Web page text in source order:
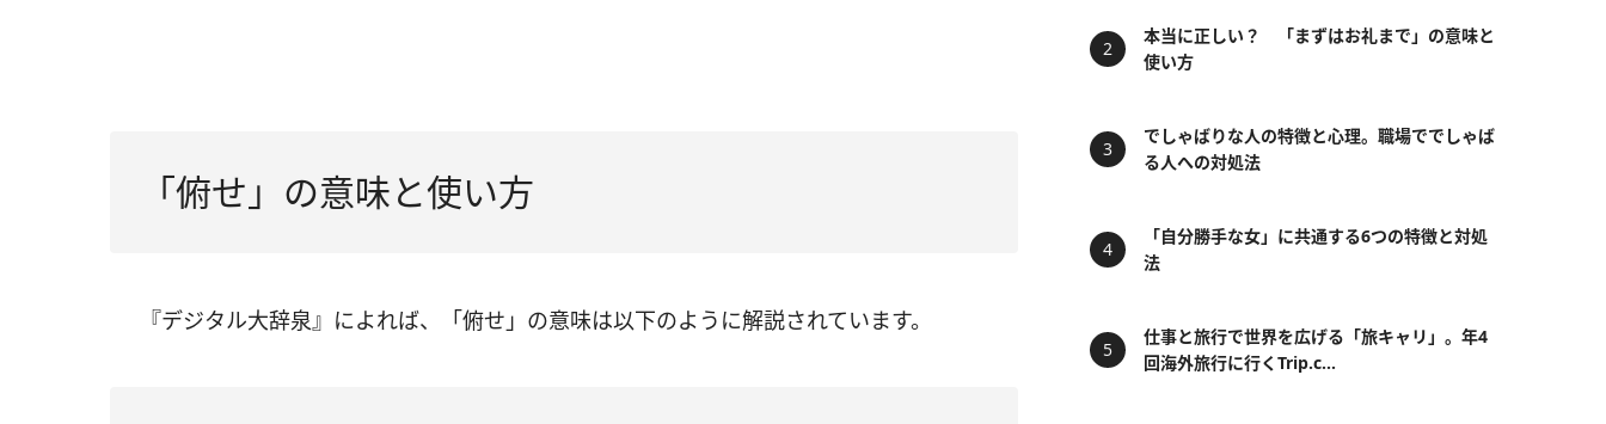
「俯せ」の意味と使い方
『デジタル大辞泉』によれば、「俯せ」の意味は以下のように解説されています。
本当に正しい？ 「まずはお礼まで」の意味と
使い方
でしゃばりな人の特徴と心理。職場ででしゃば
る人への対処法
「自分勝手な女」に共通する6つの特徴と対処
法
仕事と旅行で世界を広げる「旅キャリ」。年4
回海外旅行に行くTrip.c...